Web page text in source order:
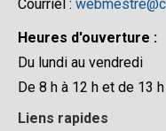
Info-contrats
Vous avez des
Suivez-nous
Le Centre de services